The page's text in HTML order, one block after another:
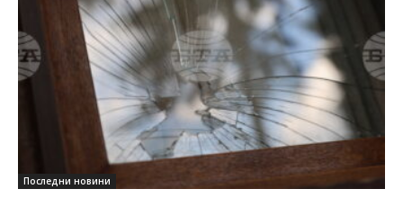
Последни новини